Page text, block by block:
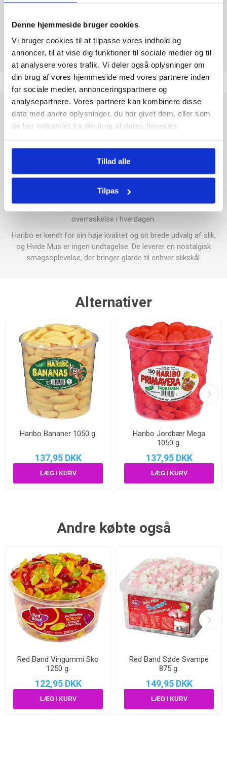
Denne hjemmeside bruger cookies
Vi bruger cookies til at tilpasse vores indhold og
annoncer, til at vise dig funktioner til sociale medier og til
at analysere vores trafik. Vi deler også oplysninger om
din brug af vores hjemmeside med vores partnere inden
for sociale medier, annonceringspartnere og
analysepartnere. Vores partnere kan kombinere disse
data med andre oplysninger, du har givet dem, eller som
de har indsamlet fra din brug af deres tjenester.
Tillad alle
Tilpas
GELATINE SVIN Ja
Haribo Hvide Mus er en klassiker fra det verdenskendte
slikbrand Haribo, som siden 1920 har leveret
blødt skumslik med en mild, sød smag, der gør dem
uimodståelige for både børn og voksne.
Med en vægt på hele 1050 g får du rigeligt til at dele med
familie og venner, eller til at nyde over længere tid. Den luftige
konsistens og delikate smag gør dem til et oplagt valg til
overraskelse i hverdagen.
Haribo er kendt for sin høje kvalitet og sit brede udvalg af slik,
og Hvide Mus er ingen undtagelse. De leverer en nostalgisk
smagsoplevelse, der bringer glæde til enhver slikskål.
Alternativer
Haribo Bananer 1050 g.
137,95 DKK
Haribo Jordbær Mega
1050 g.
137,95 DKK
Andre købte også
Red Band Vingummi Sko
1250 g.
122,95 DKK
Red Band Søde Svampe
875 g.
149,95 DKK